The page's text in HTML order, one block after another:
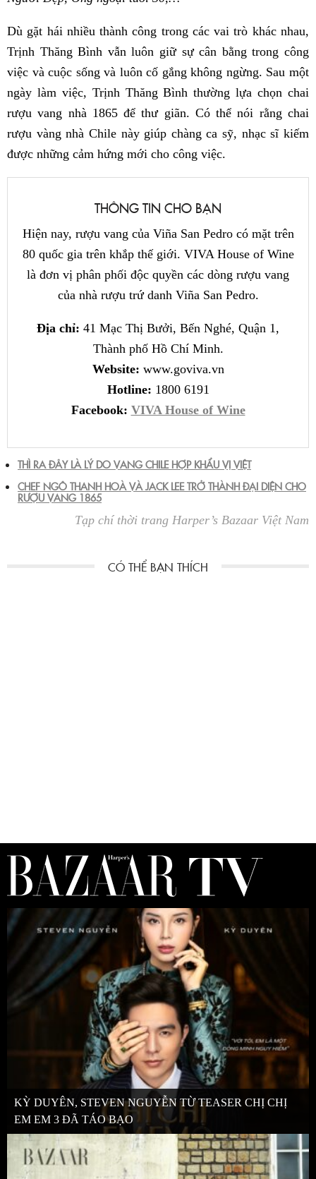
Dù gặt hái nhiều thành công trong các vai trò khác nhau,
Trịnh Thăng Bình vẫn luôn giữ sự cân bằng trong công
việc và cuộc sống và luôn cố gắng không ngừng. Sau một
ngày làm việc, Trịnh Thăng Bình thường lựa chọn chai
rượu vang nhà 1865 để thư giãn. Có thể nói rằng chai
rượu vàng nhà Chile này giúp chàng ca sỹ, nhạc sĩ kiếm
được những cảm hứng mới cho công việc.
THÔNG TIN CHO BẠN
Hiện nay, rượu vang của Viña San Pedro có mặt trên
80 quốc gia trên khắp thế giới. VIVA House of Wine
là đơn vị phân phối độc quyền các dòng rượu vang
của nhà rượu trứ danh Viña San Pedro.
Địa chỉ: 41 Mạc Thị Bưởi, Bến Nghé, Quận 1,
Thành phố Hồ Chí Minh.
Website: www.goviva.vn
Hotline: 1800 6191
Facebook: VIVA House of Wine
THÌ RA ĐÂY LÀ LÝ DO VANG CHILE HỢP KHẨU VỊ VIỆT
CHEF NGÔ THANH HOÀ VÀ JACK LEE TRỞ THÀNH ĐẠI DIỆN CHO
RƯỢU VANG 1865
Tạp chí thời trang Harper’s Bazaar Việt Nam
KỲ DUYÊN, STEVEN NGUYỄN TỪ TEASER CHỊ CHỊ
EM EM 3 ĐÃ TÁO BẠO